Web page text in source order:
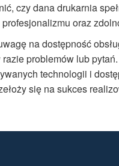
czy dana drukarnia
oraz
na dostępność
problemów lub
technologii i
się na sukces